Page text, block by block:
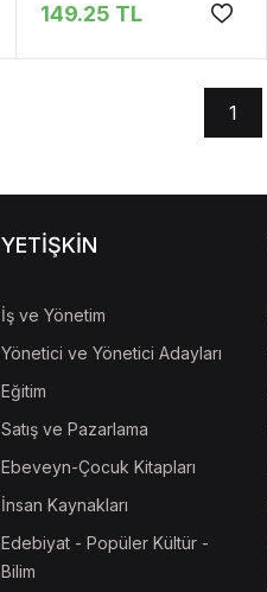
149.25 TL
1
YETİŞKİN
İş ve Yönetim
Yönetici ve Yönetici Adayları
Eğitim
Satış ve Pazarlama
Ebeveyn-Çocuk Kitapları
İnsan Kaynakları
Edebiyat - Popüler Kültür -
Bilim